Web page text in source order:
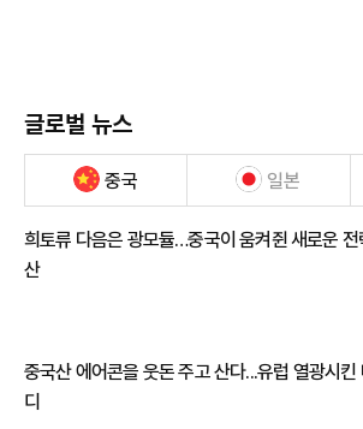
글로벌 뉴스
중국 일본
희토류 다음은 광모듈…중국이 움켜쥔 새로운 전
산
중국산 에어콘을 웃돈 주고 산다...유럽 열광시킨
디